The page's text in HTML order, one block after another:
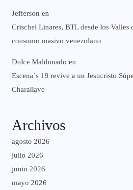
Jefferson en
Crischel Linares, BTL desde los
consumo masivo venezolano
Dulce Maldonado en
Escena´s 19 revive a un Jesucristo
Charallave
Archivos
agosto 2026
julio 2026
junio 2026
mayo 2026